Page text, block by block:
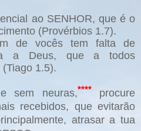
ao SENHOR, que é o
(Provérbios 1.7).
de vocês tem falta de
a a Deus, que a todos
1.5).
sem neuras,**** procure
recebidos, que evitarão
atrasar a tua